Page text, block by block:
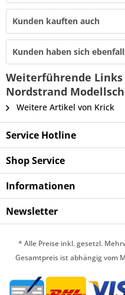
Kunden kauften auch
Kunden haben sich
Weiterführende
Nordstrand
Weitere Artikel von Krick
Service Hotline
Shop Service
Informationen
Newsletter
* Alle Preise inkl. gesetzl.
Gesamtpreis ist abhängig vom